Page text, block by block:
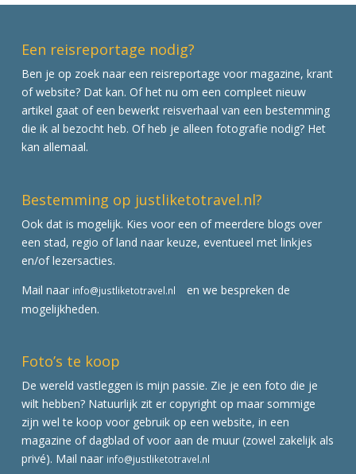
Een reisreportage nodig?
Ben je op zoek naar een reisreportage voor magazine, krant
of website? Dat kan. Of het nu om een compleet nieuw
artikel gaat of een bewerkt reisverhaal van een bestemming
die ik al bezocht heb. Of heb je alleen fotografie nodig? Het
kan allemaal.
Bestemming op justliketotravel.nl?
Ook dat is mogelijk. Kies voor een of meerdere blogs over
een stad, regio of land naar keuze, eventueel met linkjes
en/of lezersacties.
Mail naar info@justliketotravel.nl
en we bespreken de
mogelijkheden.
Foto’s te koop
De wereld vastleggen is mijn passie. Zie je een foto die je
wilt hebben? Natuurlijk zit er copyright op maar sommige
zijn wel te koop voor gebruik op een website, in een
magazine of dagblad of voor aan de muur (zowel zakelijk als
privé). Mail naar info@justliketotravel.nl